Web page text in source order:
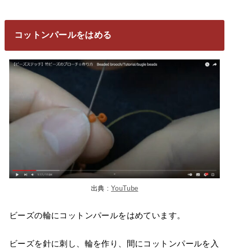
コットンパールをはめる
出典 :YouTube
ビーズの輪にコットンパールをはめています。
ビーズを針に刺し、輪を作り、間にコットンパールを入